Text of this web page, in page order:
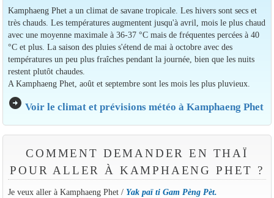
Kamphaeng Phet a un climat de savane tropicale. Les hivers sont secs et
très chauds. Les températures augmentent jusqu'à avril, mois le plus chaud
avec une moyenne maximale à 36-37 °C mais de fréquentes percées à 40
°C et plus. La saison des pluies s'étend de mai à octobre avec des
températures un peu plus fraîches pendant la journée, bien que les nuits
restent plutôt chaudes.
A Kamphaeng Phet, août et septembre sont les mois les plus pluvieux.
arrow_circle_right Voir le climat et prévisions météo à Kamphaeng Phet
COMMENT DEMANDER EN THAÏ
POUR ALLER À KAMPHAENG PHET ?
Je veux aller à Kamphaeng Phet / Yak paï ti Gam Pèng Pèt.